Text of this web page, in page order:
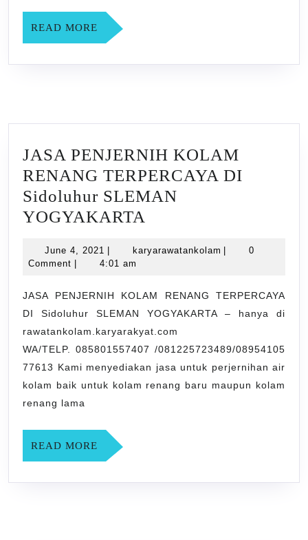
READ MORE READ
MORE
JASA PENJERNIH KOLAM
RENANG TERPERCAYA DI
Sidoluhur SLEMAN
YOGYAKARTA
KOLAM
TERPERCAYA
DI
Sidoluhur
SLEMAN
YOGYAKARTA
June 4, 2021 June
4,
| karyarawatankolam |
0
Comment | 4:01 am
JASA PENJERNIH KOLAM RENANG TERPERCAYA
DI Sidoluhur SLEMAN YOGYAKARTA – hanya di
rawatankolam.karyarakyat.com
WA/TELP. 085801557407 /081225723489/08954105
77613 Kami menyediakan jasa untuk perjernihan air
kolam baik untuk kolam renang baru maupun kolam
renang lama
READ MORE READ
MORE